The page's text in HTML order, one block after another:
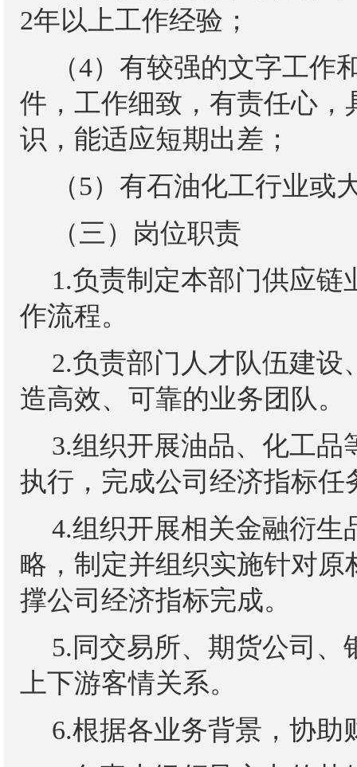
2年以上工作经验；
（4）有较强的文字工作
件，工作细致，有责任心
识，能适应短期出差；
（5）有石油化工行业或
（三）岗位职责
1.负责制定本部门供应
作流程。
2.负责部门人才队伍建
造高效、可靠的业务团队。
3.组织开展油品、化工
执行，完成公司经济指标任
4.组织开展相关金融衍生
略，制定并组织实施针对
撑公司经济指标完成。
5.同交易所、期货公司
上下游客情关系。
6.根据各业务背景，协